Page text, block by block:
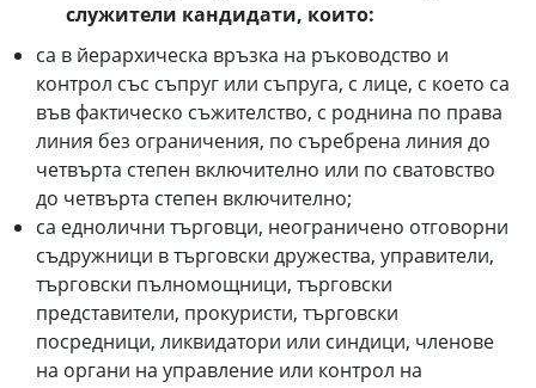
служители кандидати, които:
са в йерархическа връзка на ръководство и
контрол със съпруг или съпруга, с лице, с което са
във фактическо съжителство, с роднина по права
линия без ограничения, по съребрена линия до
четвърта степен включително или по сватовство
до четвърта степен включително;
са еднолични търговци, неограничено отговорни
съдружници в търговски дружества, управители,
търговски пълномощници, търговски
представители, прокуристи, търговски
посредници, ликвидатори или синдици, членове
на органи на управление или контрол на